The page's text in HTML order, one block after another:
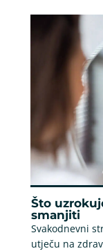
Što
smanjiti
Svakodnevni
utječu na